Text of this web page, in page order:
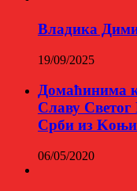
Владика
19/09/2025
Домаћинима
Славу Светог
Срби из
06/05/2020